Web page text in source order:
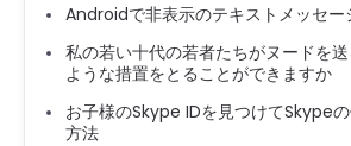
Androidで非表示のテキストメッセー
私の若い十代の若者たちがヌードを
ような措置をとることができますか
お子様のSkype IDを見つけてSkype
方法